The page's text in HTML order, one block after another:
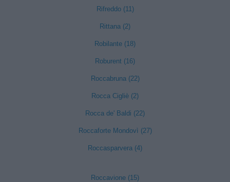
Rifreddo (11)
Rittana (2)
Robilante (18)
Roburent (16)
Roccabruna (22)
Rocca Cigliè (2)
Rocca de' Baldi (22)
Roccaforte Mondovì (27)
Roccasparvera (4)
Roccavione (15)